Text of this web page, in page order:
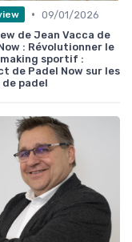
• 09/01/2026
de Jean Vacca de
: Révolutionner le
sportif :
de Padel Now sur les
padel